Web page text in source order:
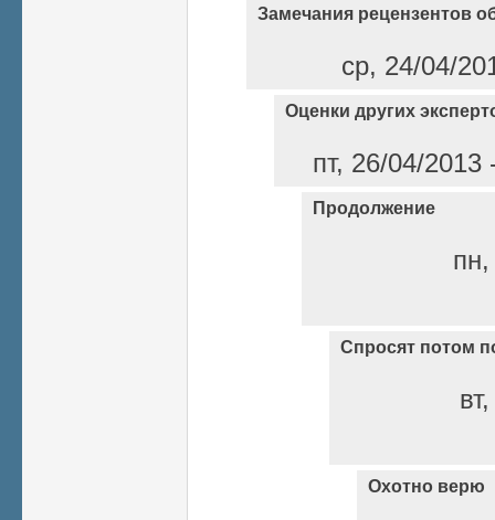
Замечания рецензентов
ср, 24/04/
Оценки других
пт, 26/04/
Продолжение
Спросят потом
Охотно верю